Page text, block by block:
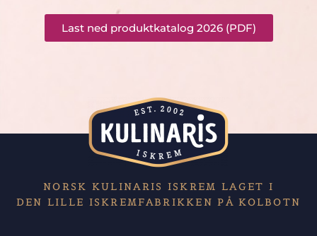
Last ned produktkatalog 2026 (PDF)
NORSK KULINARIS ISKREM LAGET I
DEN LILLE ISKREMFABRIKKEN PÅ KOLBOTN